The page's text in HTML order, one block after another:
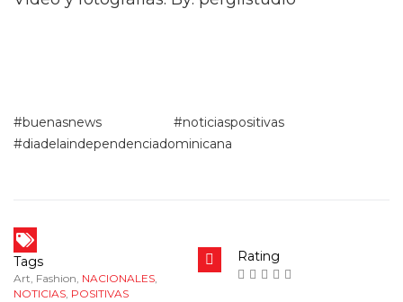
#buenasnews #noticiaspositivas
#diadelaindependenciadominicana
Tags
Art, Fashion, NACIONALES,
NOTICIAS, POSITIVAS
Rating